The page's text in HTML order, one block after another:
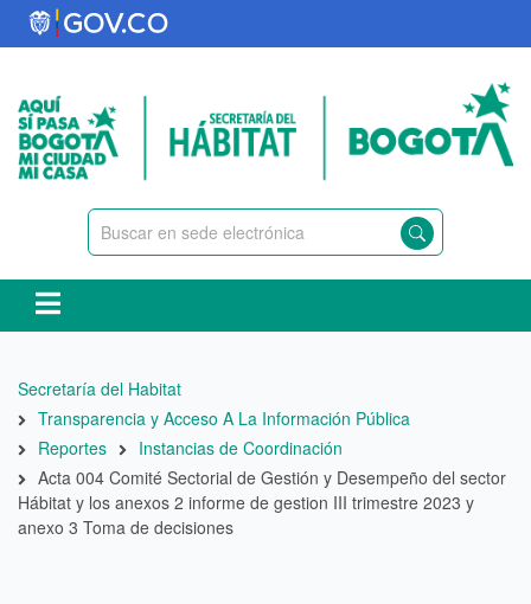
Pasar
al
principal
Ruta
de
navegación
Secretaría del Habitat
Transparencia y Acceso A La Información Pública
Reportes
Instancias de Coordinación
Acta 004 Comité Sectorial de Gestión y Desempeño del sector
Hábitat y los anexos 2 informe de gestion III trimestre 2023 y
anexo 3 Toma de decisiones